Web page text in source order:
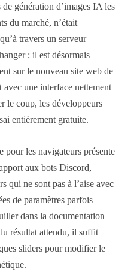
génération d’images IA les
du marché, n’était
travers un serveur
; il est désormais
sur le nouveau site web de
avec une interface nettement
le coup, les développeurs
entièrement gratuite.
pour les navigateurs présente
aux bots Discord,
qui ne sont pas à l’aise avec
de paramètres parfois
dans la documentation
résultat attendu, il suffit
sliders pour modifier le